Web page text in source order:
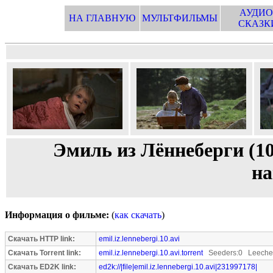
НА ГЛАВНУЮ МУЛЬТФИЛЬМЫ
Эмиль из Лённеберги
Информация о фильме: (как скачать)
Скачать HTTP link:
emil.iz.lennebergi.10.avi
Скачать Torrent link:
emil.iz.lennebergi.10.avi.torrentSeeders:0
Скачать ED2K link:
ed2k://|file|emil.iz.lennebergi.10.avi|231997178|